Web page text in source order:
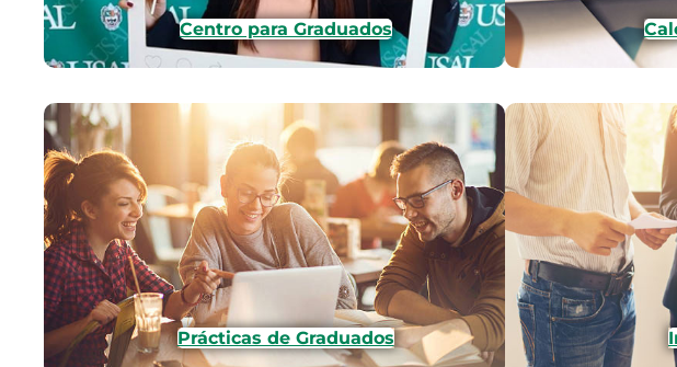
Centro para Graduados
Prácticas de Graduados